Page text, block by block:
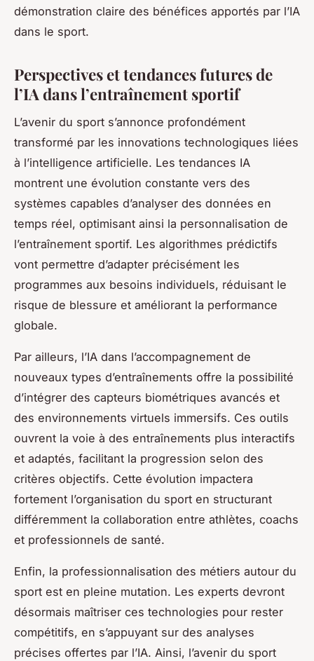
démonstration claire des bénéfices apportés par l’IA
dans le sport.
Perspectives et tendances futures de
l’IA dans l’entraînement sportif
L’avenir du sport s’annonce profondément
transformé par les innovations technologiques liées
à l’intelligence artificielle. Les tendances IA
montrent une évolution constante vers des
systèmes capables d’analyser des données en
temps réel, optimisant ainsi la personnalisation de
l’entraînement sportif. Les algorithmes prédictifs
vont permettre d’adapter précisément les
programmes aux besoins individuels, réduisant le
risque de blessure et améliorant la performance
globale.
Par ailleurs, l’IA dans l’accompagnement de
nouveaux types d’entraînements offre la possibilité
d’intégrer des capteurs biométriques avancés et
des environnements virtuels immersifs. Ces outils
ouvrent la voie à des entraînements plus interactifs
et adaptés, facilitant la progression selon des
critères objectifs. Cette évolution impactera
fortement l’organisation du sport en structurant
différemment la collaboration entre athlètes, coachs
et professionnels de santé.
Enfin, la professionnalisation des métiers autour du
sport est en pleine mutation. Les experts devront
désormais maîtriser ces technologies pour rester
compétitifs, en s’appuyant sur des analyses
précises offertes par l’IA. Ainsi, l’avenir du sport